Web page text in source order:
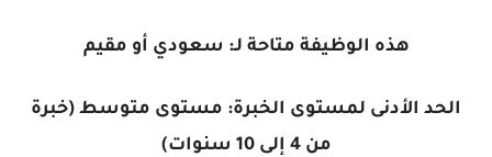
هذه الوظيفة متاحة لـ: سعودي أو مقيم
الحد الأدنى لمستوى الخبرة: مستوى متوسط (خبرة
من 4 إلى 10 سنوات)